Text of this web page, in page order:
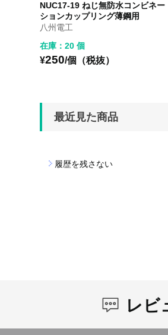
NUC17-19 ねじ無防水コンビネー
ションカップリング薄鋼用
八州電工
在庫：20 個
¥250/個（税抜）
最近見た商品
履歴を残さない
レビ